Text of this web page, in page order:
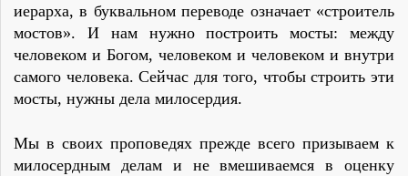
иерарха, в буквальном переводе означает «строитель
мостов». И нам нужно построить мосты: между
человеком и Богом, человеком и человеком и внутри
самого человека. Сейчас для того, чтобы строить эти
мосты, нужны дела милосердия.
Мы в своих проповедях прежде всего призываем к
милосердным делам и не вмешиваемся в оценку